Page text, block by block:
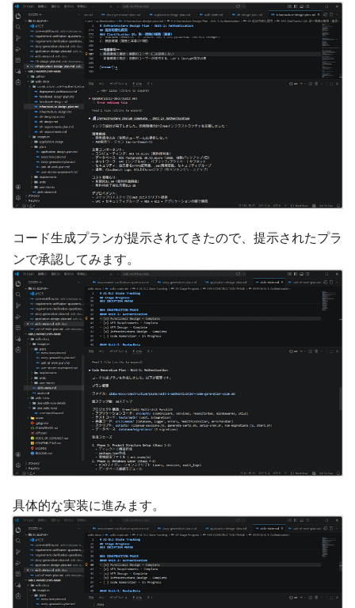
コード生成プランが提示されてきたので、提示されたプラ
ンで承認してみます。
具体的な実装に進みます。